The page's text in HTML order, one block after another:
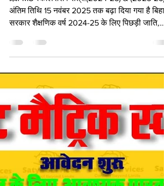
VINOD KUMAR
PMS Online Bihar Post Matric
Scholarship 2024-25 Form
💥PMS स्कॉलरशिप सत्र:(2024-25) & (2025-
अंतिम तिथि 15 नवंबर 2025 तक बढ़ा दिया गया है बिहार
सरकार शैक्षणिक वर्ष 2024-25 के लिए पिछड़ी जाति,
अति पिछड़ी जाति और अनुसूचित जाति व अनुसूचित
जनजाति वर्ग के छात्रों के लिए पीएमएस ऑनलाइन पोर्टल
के माध्यम से पोस्ट मैट्रिक छात्रवृत्ति (पीएमएस) योजना
ऑनलाइन आवेदन आमंत्रित करती है। सभी पात्र और